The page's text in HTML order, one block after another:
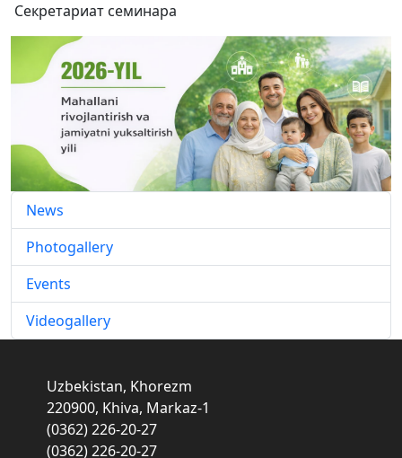
Секретариат семинара
News
Photogallery
Events
Videogallery
Uzbekistan, Khorezm
220900, Khiva, Markaz-1
(0362) 226-20-27
(0362) 226-20-27